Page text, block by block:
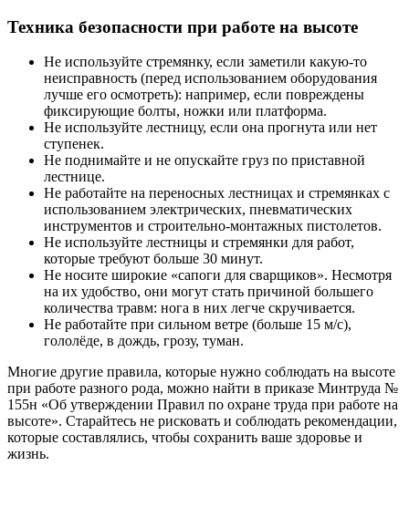
Техника безопасности при работе на высоте
Не используйте стремянку, если заметили какую-то
неисправность (перед использованием оборудования
лучше его осмотреть): например, если повреждены
фиксирующие болты, ножки или платформа.
Не используйте лестницу, если она прогнута или нет
ступенек.
Не поднимайте и не опускайте груз по приставной
лестнице.
Не работайте на переносных лестницах и стремянках с
использованием электрических, пневматических
инструментов и строительно-монтажных пистолетов.
Не используйте лестницы и стремянки для работ,
которые требуют больше 30 минут.
Не носите широкие «сапоги для сварщиков». Несмотря
на их удобство, они могут стать причиной большего
количества травм: нога в них легче скручивается.
Не работайте при сильном ветре (больше 15 м/с),
гололёде, в дождь, грозу, туман.
Многие другие правила, которые нужно соблюдать на высоте
при работе разного рода, можно найти в приказе Минтруда №
155н «Об утверждении Правил по охране труда при работе на
высоте». Старайтесь не рисковать и соблюдать рекомендации,
которые составлялись, чтобы сохранить ваше здоровье и
жизнь.